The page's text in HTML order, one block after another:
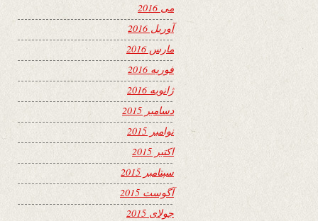
می 2016
آوریل 2016
مارس 2016
فوریه 2016
ژانویه 2016
دسامبر 2015
نوامبر 2015
اکتبر 2015
سپتامبر 2015
آگوست 2015
جولای 2015